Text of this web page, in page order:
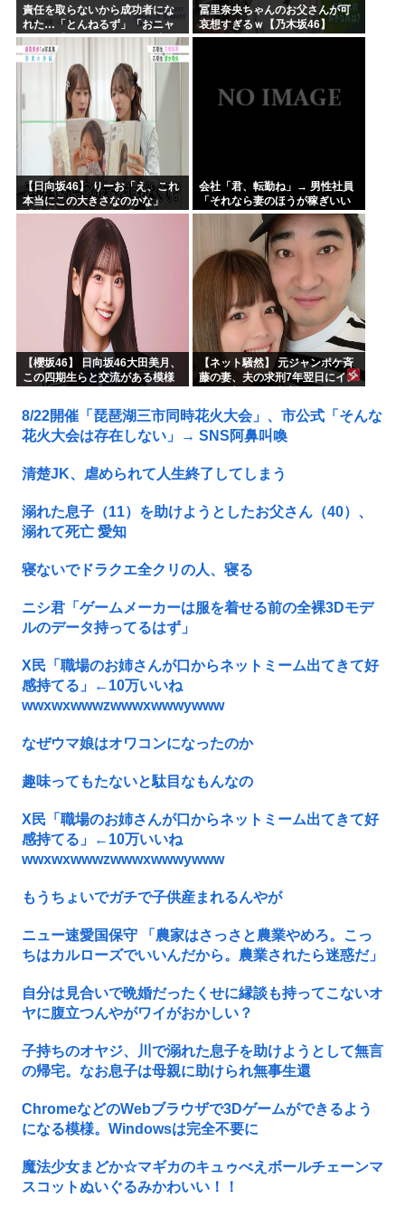
責任を取らないから成功者にな
れた…「とんねるず」「おニャ
ン子」「AKB」とヒットを出し
続けた秋元康の哲学！！！
冨里奈央ちゃんのお父さんが可
哀想すぎるｗ【乃木坂46】
【日向坂46】 りーお「え、これ
本当にこの大きさなのかな」
【藤嶌果歩 1st写真集】
会社「君、転勤ね」→ 男性社員
「それなら妻のほうが稼ぎいい
んで辞めます」⇒ 結果・・・
【櫻坂46】 日向坂46大田美月、
この四期生らと交流がある模様
【ネット騒然】 元ジャンポケ斉
藤の妻、夫の求刑7年翌日にイン
バすぎる…
8/22開催「琵琶湖三市同時花火大会」、市公式「そんな
花火大会は存在しない」→ SNS阿鼻叫喚
清楚JK、虐められて人生終了してしまう
溺れた息子（11）を助けようとしたお父さん（40）、
溺れて死亡 愛知
寝ないでドラクエ全クリの人、寝る
ニシ君「ゲームメーカーは服を着せる前の全裸3Dモデ
ルのデータ持ってるはず」
X民「職場のお姉さんが口からネットミーム出てきて好
感持てる」←10万いいね
wwxwxwwwzwwwxwwwywww
なぜウマ娘はオワコンになったのか
趣味ってもたないと駄目なもんなの
X民「職場のお姉さんが口からネットミーム出てきて好
感持てる」←10万いいね
wwxwxwwwzwwwxwwwywww
もうちょいでガチで子供産まれるんやが
ニュー速愛国保守 「農家はさっさと農業やめろ。こっ
ちはカルローズでいいんだから。農業されたら迷惑だ」
自分は見合いで晩婚だったくせに縁談も持ってこないオ
ヤに腹立つんやがワイがおかしい？
子持ちのオヤジ、川で溺れた息子を助けようとして無言
の帰宅。なお息子は母親に助けられ無事生還
ChromeなどのWebブラウザで3Dゲームができるよう
になる模様。Windowsは完全不要に
魔法少女まどか☆マギカのキュゥべえボールチェーンマ
スコットぬいぐるみかわいい！！